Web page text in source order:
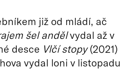
již od mládí, ač
šel andělvydal až v
desce Vlčí stopy(2021)
vydal loni v listopadu